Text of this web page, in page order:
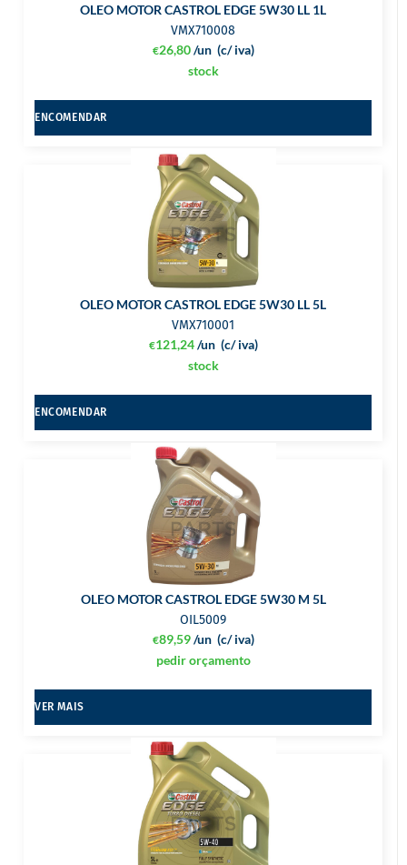
OLEO MOTOR CASTROL EDGE 5W30 LL 1L
VMX710008
€26,80 (c/ iva)
/un
stock
ENCOMENDAR
OLEO MOTOR CASTROL EDGE 5W30 LL 5L
VMX710001
€121,24 (c/ iva)
/un
stock
ENCOMENDAR
OLEO MOTOR CASTROL EDGE 5W30 M 5L
OIL5009
€89,59 (c/ iva)
/un
pedir orçamento
VER MAIS